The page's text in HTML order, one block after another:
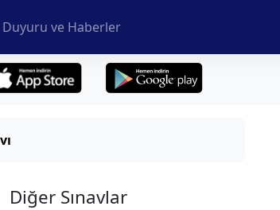
Duyuru ve Haberler
Diğer Sınavlar